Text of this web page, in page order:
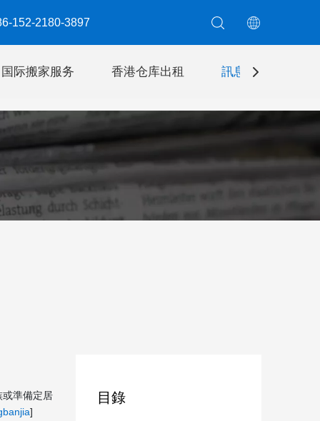
152-2180-3897​​​​​​​
国际搬家服务 香港仓库出租 訊息
或準備定居
]
目錄